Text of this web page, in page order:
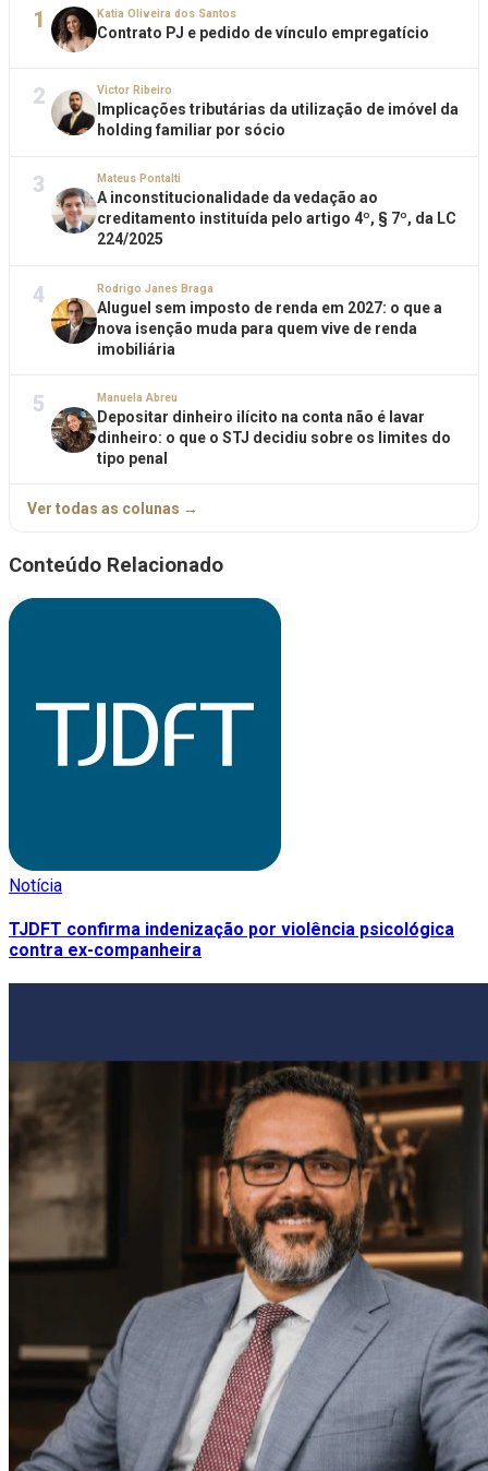
1 Katia Oliveira dos Santos
Contrato PJ e pedido de vínculo empregatício
2 Victor Ribeiro
Implicações tributárias da utilização de imóvel da
holding familiar por sócio
3 Mateus Pontalti
A inconstitucionalidade da vedação ao
creditamento instituída pelo artigo 4º, § 7º, da LC
224/2025
4 Rodrigo Janes Braga
Aluguel sem imposto de renda em 2027: o que a
nova isenção muda para quem vive de renda
imobiliária
5 Manuela Abreu
Depositar dinheiro ilícito na conta não é lavar
dinheiro: o que o STJ decidiu sobre os limites do
tipo penal
Ver todas as colunas →
Conteúdo Relacionado
Notícia
TJDFT confirma indenização por violência psicológica
contra ex-companheira